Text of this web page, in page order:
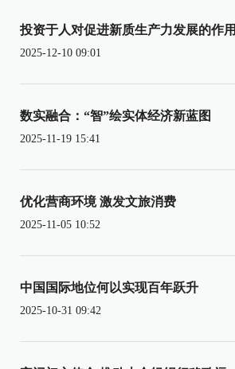
投资于人对促进新质生产力发展的作用
2025-12-10 09:01
数实融合：“智”绘实体经济新蓝图
2025-11-19 15:41
优化营商环境 激发文旅消费
2025-11-05 10:52
中国国际地位何以实现百年跃升
2025-10-31 09:42